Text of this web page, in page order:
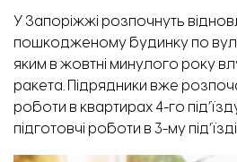
У Запоріжжі розпочнуть
пошкодженому будинку по вул.
яким в жовтні минулого року
ракета. Підрядники вже
роботи в квартирах 4-го
підготовчі роботи в 3-му